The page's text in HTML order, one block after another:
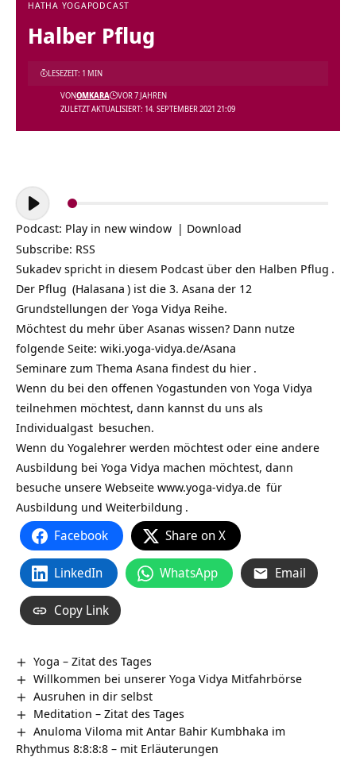
HATHA YOGAPODCAST
Halber Pflug
ZULETZT AKTUALISIERT: 14. SEPTEMBER 2021 21:09
VONOMKARA VOR 7 JAHREN
LESEZEIT: 1 MIN
Audio-
Player
Podcast: Play in new window | Download
Subscribe: RSS
Sukadev spricht in diesem Podcast über den Halben Pflug .
Der Pflug (Halasana ) ist die 3. Asana der 12
Grundstellungen der Yoga Vidya Reihe.
Möchtest du mehr über Asanas wissen? Dann nutze
folgende Seite: wiki.yoga-vidya.de/Asana
Seminare zum Thema Asana findest du hier .
Wenn du bei den offenen Yogastunden von Yoga Vidya
teilnehmen möchtest, dann kannst du uns als
Individualgast besuchen.
Wenn du Yogalehrer werden möchtest oder eine andere
Ausbildung bei Yoga Vidya machen möchtest, dann
besuche unsere Webseite www.yoga-vidya.de für
Ausbildung und Weiterbildung .
Facebook Share on X
LinkedIn WhatsApp Email
Copy Link
Yoga – Zitat des Tages
Willkommen bei unserer Yoga Vidya Mitfahrbörse
Ausruhen in dir selbst
Meditation – Zitat des Tages
Anuloma Viloma mit Antar Bahir Kumbhaka im
Rhythmus 8:8:8:8 – mit Erläuterungen